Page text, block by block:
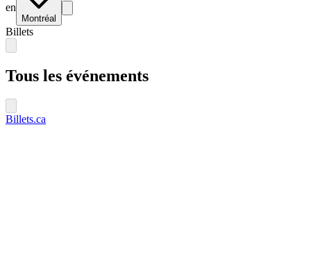
en
Montréal
Billets
Tous les événements
Billets.ca